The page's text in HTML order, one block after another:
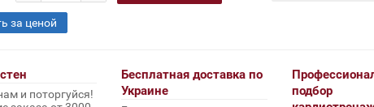
за ценой
и поторгуйся!
Бесплатная доставка по
Украине
подбор